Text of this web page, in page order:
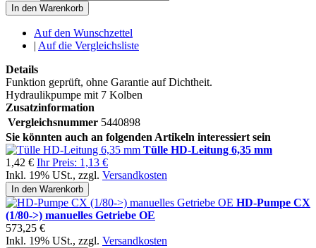
In den Warenkorb
Auf den Wunschzettel
| Auf die Vergleichsliste
Details
Funktion geprüft, ohne Garantie auf Dichtheit.
Hydraulikpumpe mit 7 Kolben
Zusatzinformation
Vergleichsnummer 5440898
Sie könnten auch an folgenden Artikeln interessiert sein
Tülle HD-Leitung 6,35 mm
1,42 € Ihr Preis: 1,13 €
Inkl. 19% USt., zzgl. Versandkosten
In den Warenkorb
HD-Pumpe CX
(1/80->) manuelles Getriebe OE
573,25 €
Inkl. 19% USt., zzgl. Versandkosten